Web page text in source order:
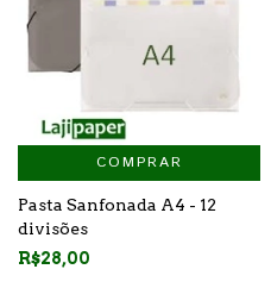
COMPRAR
Pasta Sanfonada A4 - 12
divisões
R$28,00